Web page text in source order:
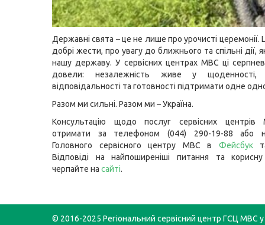
Державні свята – це не лише про урочисті церемонії.
добрі жести, про увагу до ближнього та спільні дії,
нашу державу. У сервісних центрах МВС ці
довели: незалежність живе у щоденності,
відповідальності та готовності підтримати одне
Разом ми сильні. Разом ми – Україна.
Консультацію щодо послуг сервісних
отримати за телефоном (044) 290-19-88 або
Головного сервісного центру МВС в Фейсбук
Відповіді на найпоширеніші питання та
черпайте на сайті.
© 2016-2025 Регіональний сервісний центр ГСЦ МВС у